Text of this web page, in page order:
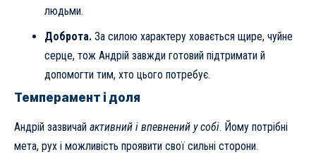
людьми.
Доброта.За силою характеру ховається щире, чуйне
серце, тож Андрій завжди готовий підтримати й
допомогти тим, хто цього потребує.
Темперамент і доля
Андрій зазвичай активний і впевнений у собі. Йому потрібні
мета, рух і можливість проявити свої сильні сторони.